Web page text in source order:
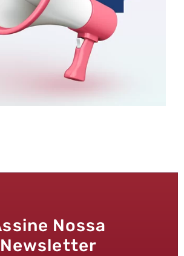
Nossa
Newsletter